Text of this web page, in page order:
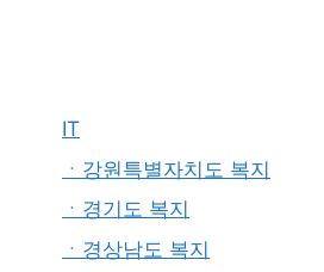
IT
ㆍ강원특별자치도 복지
ㆍ경기도 복지
ㆍ경상남도 복지